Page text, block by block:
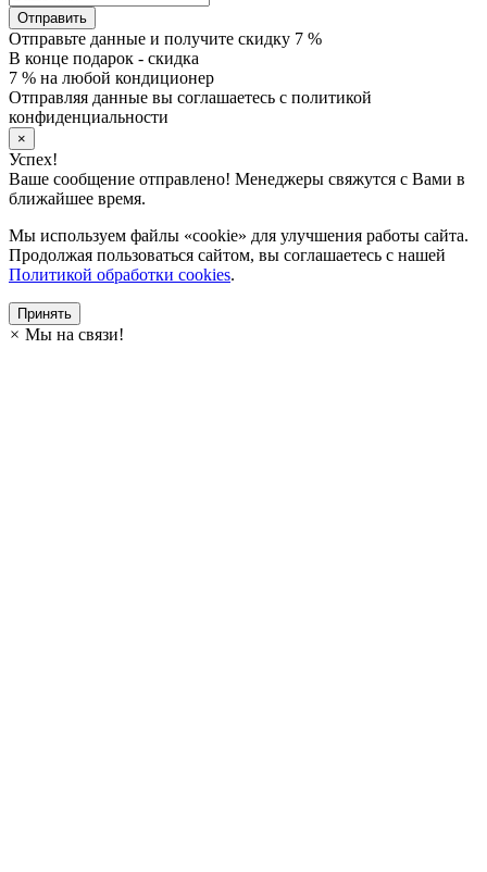
Отправить
Отправьте данные и получите скидку 7 %
В конце подарок - скидка
7 % на любой кондиционер
Отправляя данные вы соглашаетесь с политикой
конфиденциальности
×
Успех!
Ваше сообщение отправлено! Менеджеры свяжутся с Вами в
ближайшее время.
Мы используем файлы «cookie» для улучшения работы сайта.
Продолжая пользоваться сайтом, вы соглашаетесь с нашей
Политикой обработки cookies.
Принять
× Мы на связи!